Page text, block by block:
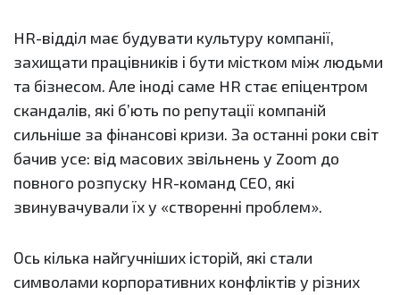
HR-відділ має будувати культуру компанії,
захищати працівників і бути містком між людьми
та бізнесом. Але іноді саме HR стає епіцентром
скандалів, які б’ють по репутації компаній
сильніше за фінансові кризи. За останні роки світ
бачив усе: від масових звільнень у Zoom до
повного розпуску HR-команд CEO, які
звинувачували їх у «створенні проблем».
Ось кілька найгучніших історій, які стали
символами корпоративних конфліктів у різних